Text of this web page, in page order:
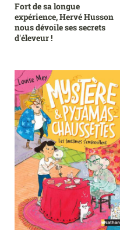
Fort de sa longue
expérience, Hervé Husson
nous dévoile ses secrets
d'éleveur !